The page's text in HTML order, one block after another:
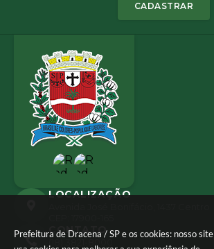
Prefeitura de Dracena / SP e os cookies: nosso site
CADASTRAR
LOCALIZAÇÃO
CONTATO